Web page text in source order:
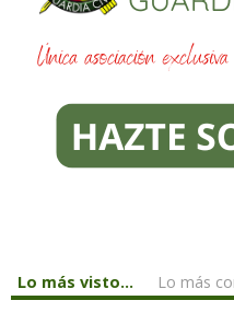
Lo más visto... Lo más